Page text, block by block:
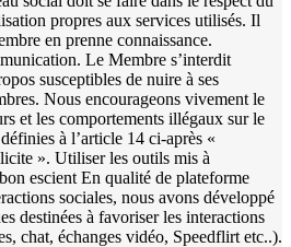
propres aux services utilisés. Il
en prenne connaissance.
Le Membre s’interdit
susceptibles de nuire à ses
Nous encourageons vivement le
et les comportements illégaux sur le
à l’article 14 ci-après «
». Utiliser les outils mis à
escient En qualité de plateforme
sociales, nous avons développé
destinées à favoriser les interactions
chat, échanges vidéo, Speedflirt etc..).